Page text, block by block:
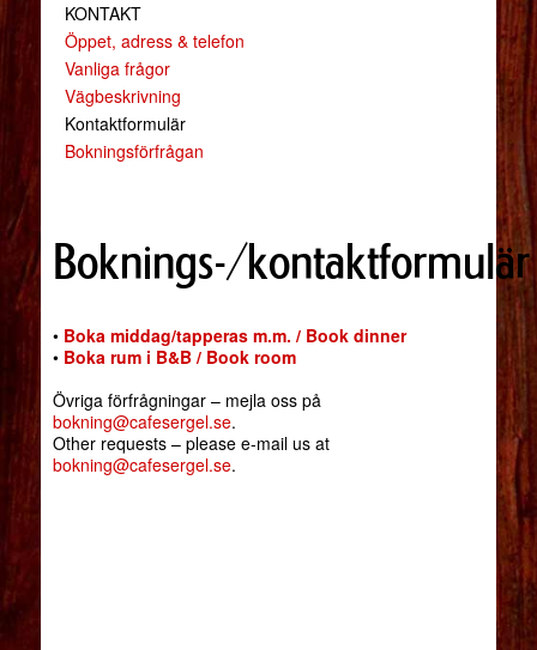
KONTAKT
Öppet, adress & telefon
Vanliga frågor
Vägbeskrivning
Kontaktformulär
Bokningsförfrågan
Boknings-/kontaktformulär
• Boka middag/tapperas m.m. / Book dinner
• Boka rum i B&B / Book room
Övriga förfrågningar – mejla oss på
bokning@cafesergel.se.
Other requests – please e-mail us at
bokning@cafesergel.se.